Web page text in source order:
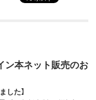
ン本ネット販売のお
した】